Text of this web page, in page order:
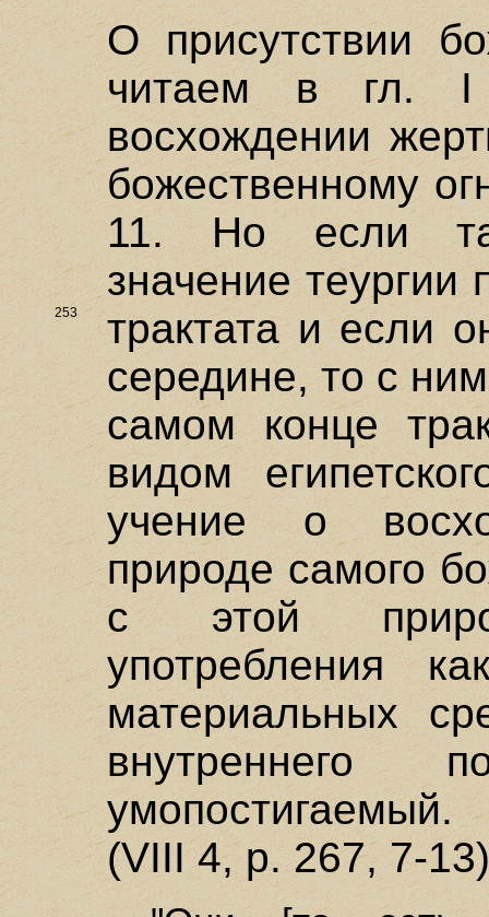
О присутствии
читаем в
восхождении
божественному
11. Но если
значение теургии
трактата и если
253
середине, то с
самом конце
видом
учение о
природе самого
с этой
употребления
материальных
внутреннего
(VIII 4, р. 267, 7-